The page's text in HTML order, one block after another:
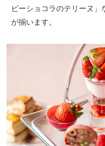
ビーショコラのテリーヌ
が揃います。